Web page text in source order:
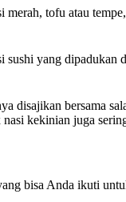
tofu atau
yang
disajikan bersama
kekinian juga
bisa Anda ikuti